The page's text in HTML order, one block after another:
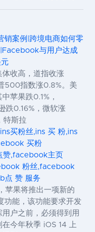
销案例|跨境电商如何零
与用户达成
收高，道指收涨
500指数涨0.8%。美
苹果跌0.1%，
跌0.16%，微软涨
特斯拉
买粉丝,ins 买 粉,ins
买粉
赞,facebook主页
粉丝,facebook
点 赞 服务
苹果将推出一项新的
能，该功能要求开发
户之前，必须得到用
今年秋季 iOS 14 上